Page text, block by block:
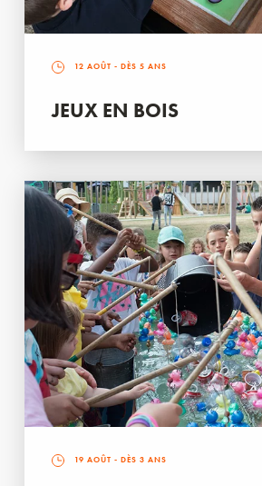
12 AOÛT - DÈS 5 ANS
JEUX EN BOIS
19 AOÛT - DÈS 3 ANS